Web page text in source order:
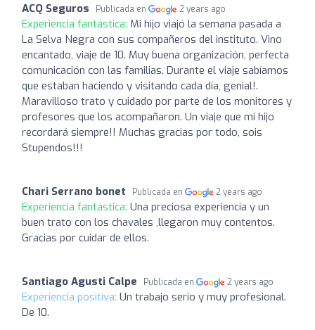
ACQ Seguros Publicada en 2 years ago
Experiencia fantástica: Mi hijo viajó la semana pasada a
La Selva Negra con sus compañeros del instituto. Vino
encantado, viaje de 10. Muy buena organización, perfecta
comunicación con las familias. Durante el viaje sabíamos
que estaban haciendo y visitando cada día, genial!.
Maravilloso trato y cuidado por parte de los monitores y
profesores que los acompañaron. Un viaje que mi hijo
recordará siempre!! Muchas gracias por todo, sois
Stupendos!!!
Chari Serrano bonet Publicada en 2 years ago
Experiencia fantástica: Una preciosa experiencia y un
buen trato con los chavales ,llegaron muy contentos.
Gracias por cuidar de ellos.
Santiago Agusti Calpe Publicada en 2 years ago
Experiencia positiva: Un trabajo serio y muy profesional.
De 10.